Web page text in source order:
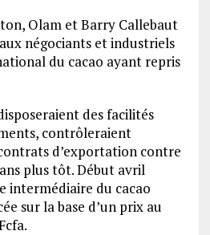
Olam et Barry Callebaut
négociants et industriels
du cacao ayant repris
des facilités
contrôleraient
d’exportation contre
plus tôt. Début avril
intermédiaire du cacao
sur la base d’un prix au